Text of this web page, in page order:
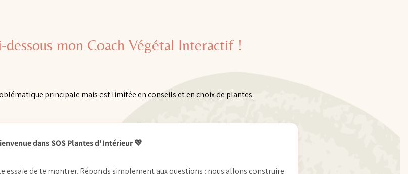
dessous mon Coach Végétal Interactif !
principale mais est limitée en conseils et en choix de plantes.
dans SOS Plantes d'Intérieur 💚
essaie de te montrer. Réponds simplement aux questions : nous allons construire